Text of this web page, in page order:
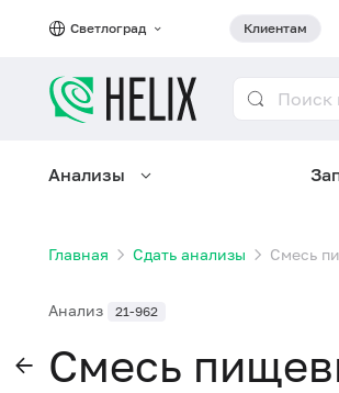
Светлоград Клиентам
Анализы
Главная Сдать анализы Смесь
Анализ 21-962
Смесь